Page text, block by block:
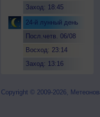
Заход: 18:45
24-й лунный день
Посл.четв. 06/08
Восход: 23:14
Заход: 13:16
Copyright © 2009-2026,